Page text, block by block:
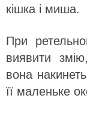
кішка і миша.
При
виявити
вона
її маленьке